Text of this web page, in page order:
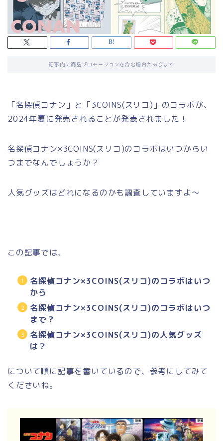
記事内に商品プロモーションを含む場合があります
「名探偵コナン」と「3COINS(スリコ)」のコラボが、
2024年夏に発売されることが発表されました！
名探偵コナン×3COINS(スリコ)のコラボはいつからい
つまでなんでしょうか？
人気グッズはどれになるのかも調査していますよ～
この記事では、
名探偵コナン×3COINS(スリコ)のコラボはいつ
から
名探偵コナン×3COINS(スリコ)のコラボはいつ
まで？
名探偵コナン×3COINS(スリコ)の人気グッズ
は？
について順に記事を書いているので、参考にしてみて
くださいね。